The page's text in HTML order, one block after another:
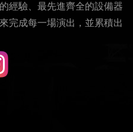
經驗、最先進齊全的設備器
完成每一場演出，並累積出